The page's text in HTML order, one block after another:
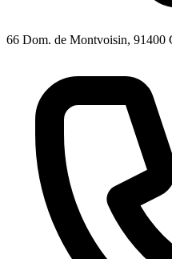
66 Dom. de Montvoisin, 91400